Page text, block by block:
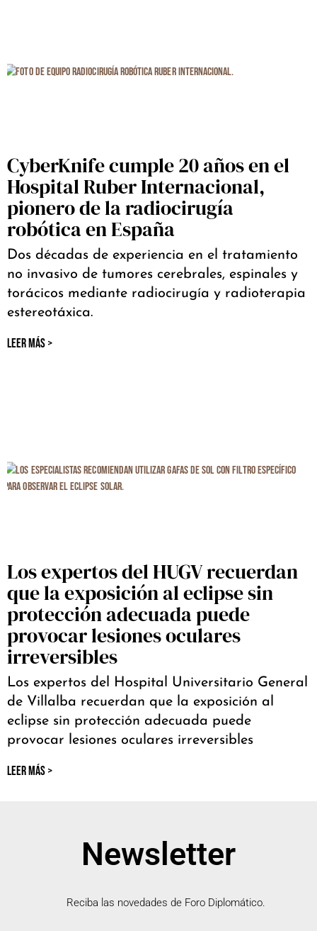
CyberKnife cumple 20 años en el
Hospital Ruber Internacional,
pionero de la radiocirugía
robótica en España
Dos décadas de experiencia en el tratamiento
no invasivo de tumores cerebrales, espinales y
torácicos mediante radiocirugía y radioterapia
estereotáxica.
LEER MÁS >
Los expertos del HUGV recuerdan
que la exposición al eclipse sin
protección adecuada puede
provocar lesiones oculares
irreversibles
Los expertos del Hospital Universitario General
de Villalba recuerdan que la exposición al
eclipse sin protección adecuada puede
provocar lesiones oculares irreversibles
LEER MÁS >
Newsletter
Reciba las novedades de Foro Diplomático.